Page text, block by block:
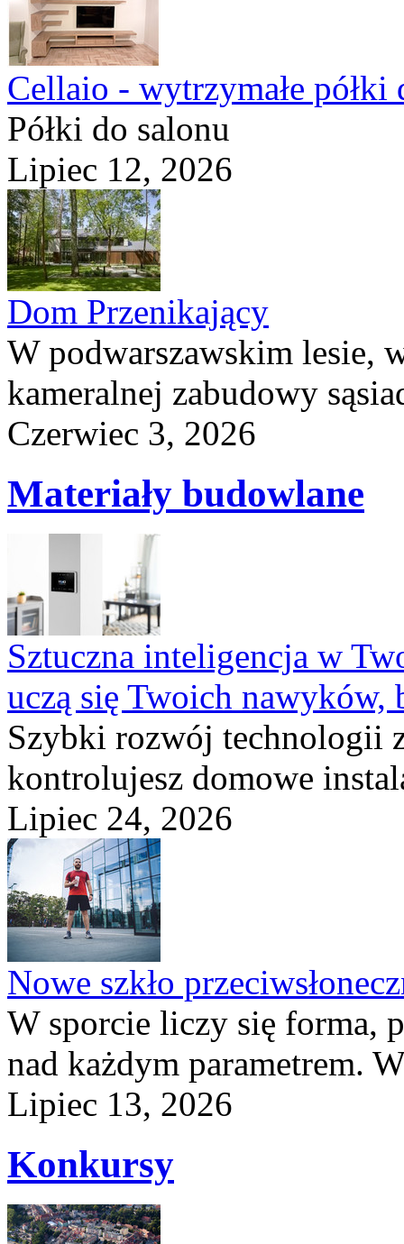
Cellaio - wytrzymałe półki
Półki do salonu
Lipiec 12, 2026
Dom Przenikający
W podwarszawskim lesie,
kameralnej zabudowy
Czerwiec 3, 2026
Materiały budowlane
Sztuczna inteligencja w
uczą się Twoich nawyków,
Szybki rozwój technologii
kontrolujesz domowe
Lipiec 24, 2026
Nowe szkło
W sporcie liczy się forma,
nad każdym parametrem.
Lipiec 13, 2026
Konkursy